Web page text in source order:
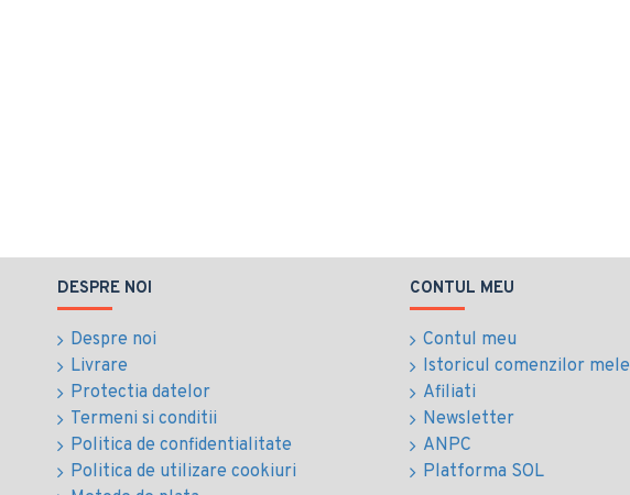
DESPRE NOI
Despre noi
Livrare
Protectia datelor
Termeni si conditii
Politica de confidentialitate
Politica de utilizare cookiuri
CONTUL MEU
Contul meu
Istoricul comenzilor mele
Afiliati
Newsletter
ANPC
Platforma SOL